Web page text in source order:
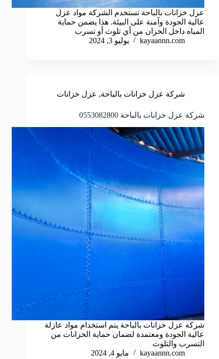
عزل خزانات بالباحة تستخدم الشركة مواد عزل
عالية الجودة وآمنة على البيئة. هذا يضمن حماية
المياه داخل الخزان من أي تلوث أو تسرب
kayaannn.com
يوليو 3, 2024
شركة عزل خزانات بالباحة, عزل خزانات
شركة عزل خزانات بالباحة 0553082800
شركة عزل خزانات بالباحة يتم استخدام مواد عازلة
عالية الجودة ومعتمدة لضمان حماية الخزانات من
التسرب والتلوث
kayaannn.com
مايو 4, 2024